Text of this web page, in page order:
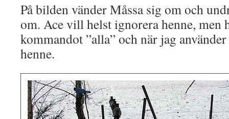
På bilden vänder Måssa sig om och
om. Ace vill helst ignorera henne, men
kommandot ”alla” och när jag
henne.